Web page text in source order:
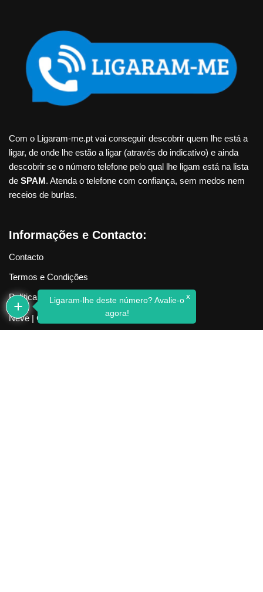
Com o Ligaram-me.pt vai conseguir descobrir quem lhe está a
ligar, de onde lhe estão a ligar (através do indicativo) e ainda
descobrir se o número telefone pelo qual lhe ligam está na lista
de SPAM. Atenda o telefone com confiança, sem medos nem
receios de burlas.
Informações e Contacto:
Contacto
Termos e Condições
Política de Privacidade
Neve| Criado com WordPress
Ligaram-lhe deste número? Avalie-o
agora!
x